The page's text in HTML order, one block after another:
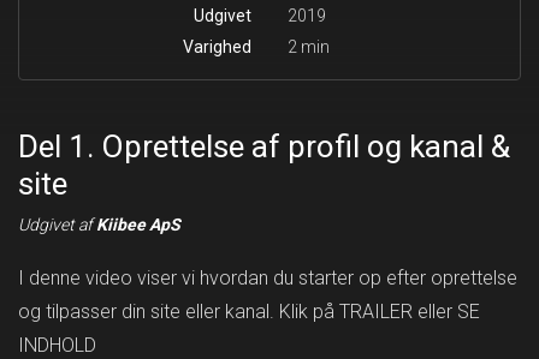
Udgivet
2019
Varighed
2 min
Del 1. Oprettelse af profil og kanal &
site
Udgivet afKiibee ApS
I denne video viser vi hvordan du starter op efter oprettelse
og tilpasser din site eller kanal. Klik på TRAILER eller SE
INDHOLD